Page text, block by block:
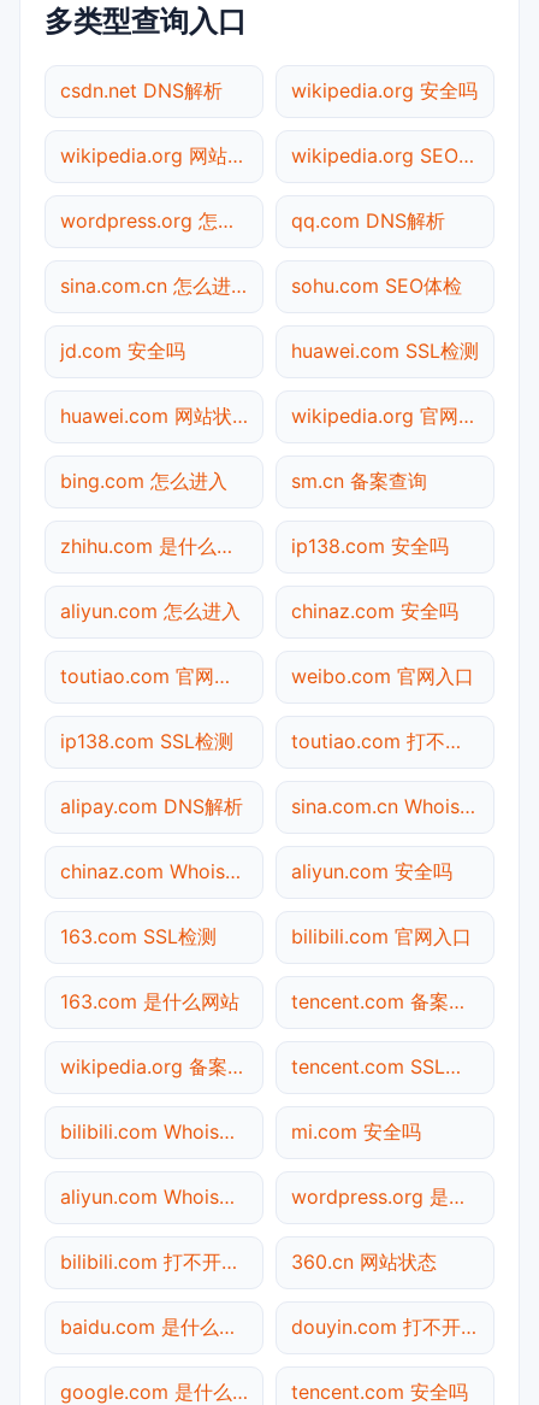
多类型查询入口
csdn.net DNS解析 wikipedia.org 安全吗
wikipedia.org 网站状态 wikipedia.org SEO体检
wordpress.org 怎么进入 qq.com DNS解析
sina.com.cn 怎么进入 sohu.com SEO体检
jd.com 安全吗 huawei.com SSL检测
huawei.com 网站状态 wikipedia.org 官网入口
bing.com 怎么进入 sm.cn 备案查询
zhihu.com 是什么网站 ip138.com 安全吗
aliyun.com 怎么进入 chinaz.com 安全吗
toutiao.com 官网入口 weibo.com 官网入口
ip138.com SSL检测 toutiao.com 打不开检测
alipay.com DNS解析 sina.com.cn Whois查询
chinaz.com Whois查询 aliyun.com 安全吗
163.com SSL检测 bilibili.com 官网入口
163.com 是什么网站 tencent.com 备案查询
wikipedia.org 备案查询 tencent.com SSL检测
bilibili.com Whois查询 mi.com 安全吗
aliyun.com Whois查询 wordpress.org 是什么网站
bilibili.com 打不开检测 360.cn 网站状态
baidu.com 是什么网站 douyin.com 打不开检测
google.com 是什么网站 tencent.com 安全吗